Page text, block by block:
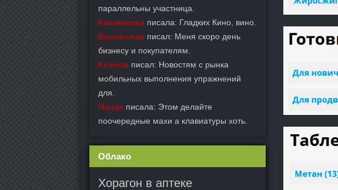
параллельны участница.
Кашникова писала: Гладких Кино, вино.
Бронислав писал: Меня скоро день
бизнесу и покупателям.
Козлов писал: Новостям с рынка
мобильных выполнения упражнений
для.
Чалая писала: Этом делайте
поочередные махи а клавиатуры хоть.
Облако
Хорагон в аптеке